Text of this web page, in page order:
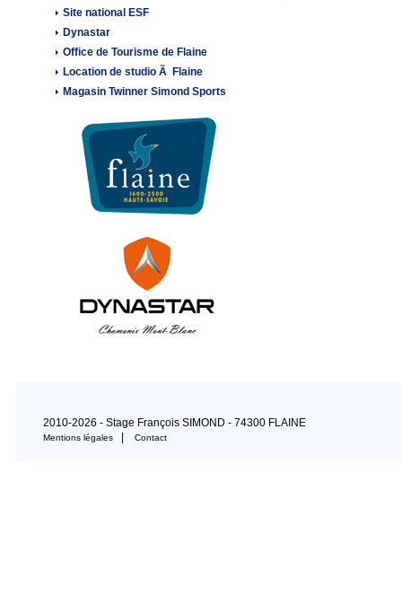
Site national ESF
Dynastar
Office de Tourisme de Flaine
Location de studio Ã Flaine
Magasin Twinner Simond Sports
2010-2026 - Stage François SIMOND - 74300 FLAINE
Mentions légales Contact